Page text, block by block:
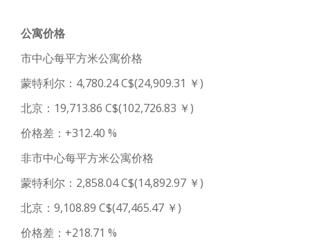
公寓价格
市中心每平方米公寓价格
蒙特利尔：4,780.24 C$(24,909.31 ￥)
北京：19,713.86 C$(102,726.83 ￥)
价格差：+312.40 %
非市中心每平方米公寓价格
蒙特利尔：2,858.04 C$(14,892.97 ￥)
北京：9,108.89 C$(47,465.47 ￥)
价格差：+218.71 %